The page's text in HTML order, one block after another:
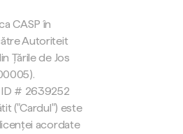
CASP în
Autoriteit
Țările de Jos
ID # 2639252
("Cardul") este
acordate